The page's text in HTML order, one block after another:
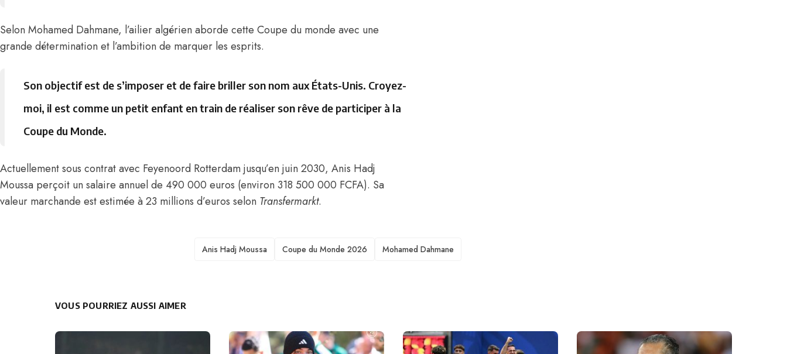
Selon Mohamed Dahmane, l’ailier algérien aborde cette Coupe du monde avec une
grande détermination et l’ambition de marquer les esprits.
Son objectif est de s’imposer et de faire briller son nom aux États-Unis. Croyez-
moi, il est comme un petit enfant en train de réaliser son rêve de participer à la
Coupe du Monde.
Actuellement sous contrat avec Feyenoord Rotterdam jusqu’en juin 2030, Anis Hadj
Moussa perçoit un salaire annuel de 490 000 euros (environ 318 500 000 FCFA). Sa
valeur marchande est estimée à 23 millions d’euros selon Transfermarkt.
TAGS
Anis Hadj Moussa Coupe du Monde 2026 Mohamed Dahmane
VOUS POURRIEZ AUSSI AIMER